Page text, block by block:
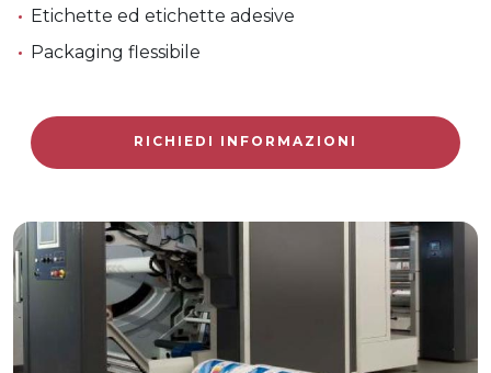
Etichette ed etichette adesive
Packaging flessibile
RICHIEDI INFORMAZIONI